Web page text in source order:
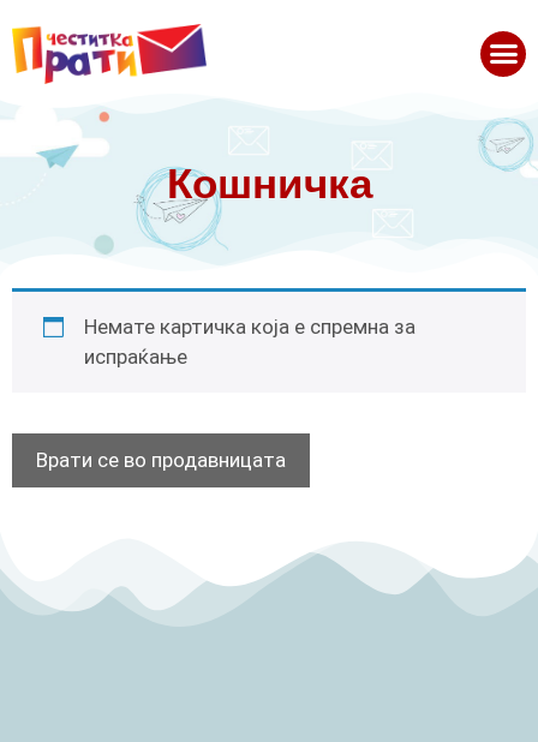
Кошничка
Немате картичка која е спремна за
испраќање
Врати се во продавницата